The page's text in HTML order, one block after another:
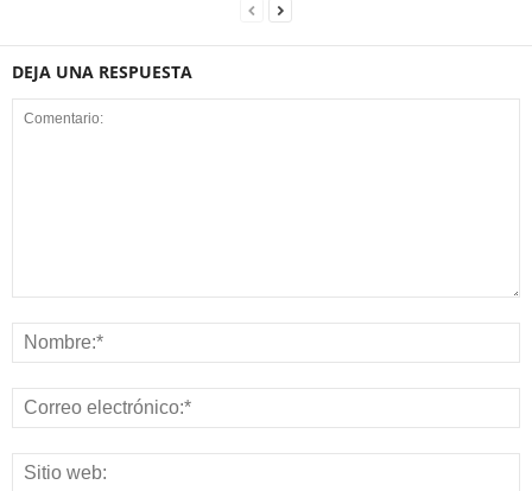
DEJA UNA RESPUESTA